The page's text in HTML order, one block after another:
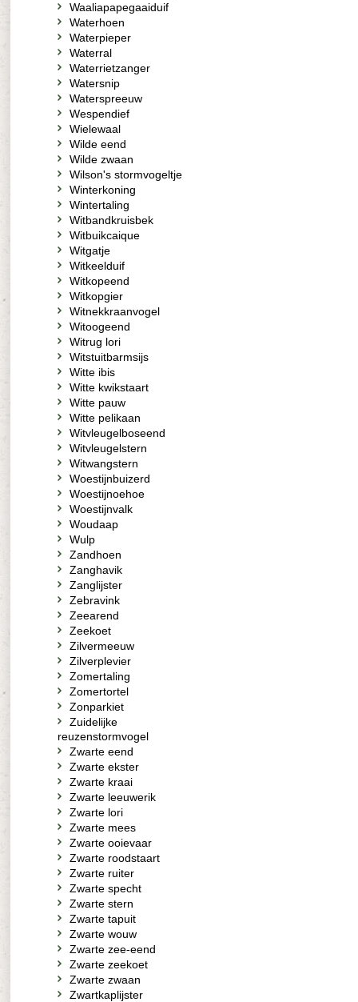
Waaliapapegaaiduif
Waterhoen
Waterpieper
Waterral
Waterrietzanger
Watersnip
Waterspreeuw
Wespendief
Wielewaal
Wilde eend
Wilde zwaan
Wilson's stormvogeltje
Winterkoning
Wintertaling
Witbandkruisbek
Witbuikcaique
Witgatje
Witkeelduif
Witkopeend
Witkopgier
Witnekkraanvogel
Witoogeend
Witrug lori
Witstuitbarmsijs
Witte ibis
Witte kwikstaart
Witte pauw
Witte pelikaan
Witvleugelboseend
Witvleugelstern
Witwangstern
Woestijnbuizerd
Woestijnoehoe
Woestijnvalk
Woudaap
Wulp
Zandhoen
Zanghavik
Zanglijster
Zebravink
Zeearend
Zeekoet
Zilvermeeuw
Zilverplevier
Zomertaling
Zomertortel
Zonparkiet
Zuidelijke
reuzenstormvogel
Zwarte eend
Zwarte ekster
Zwarte kraai
Zwarte leeuwerik
Zwarte lori
Zwarte mees
Zwarte ooievaar
Zwarte roodstaart
Zwarte ruiter
Zwarte specht
Zwarte stern
Zwarte tapuit
Zwarte wouw
Zwarte zee-eend
Zwarte zeekoet
Zwarte zwaan
Zwartkaplijster